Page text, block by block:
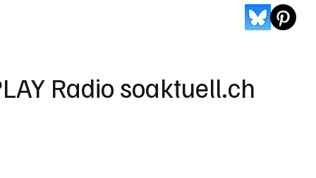
Radio soaktuell.ch